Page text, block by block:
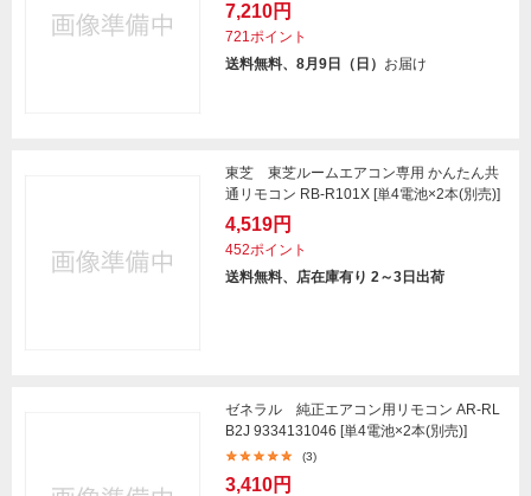
7,210円
721ポイント
送料無料、8月9日（日） お届け
東芝 東芝ルームエアコン専用 かんたん共
通リモコン RB-R101X [単4電池×2本(別売)]
4,519円
452ポイント
送料無料、店在庫有り 2～3日出荷
ゼネラル 純正エアコン用リモコン AR-RL
B2J 9334131046 [単4電池×2本(別売)]
(3)
3,410円